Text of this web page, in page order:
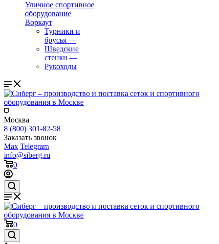
Уличное спортивное
оборудование
Воркаут
Турники и
брусья —
Шведские
стенки —
Рукоходы
Москва
8 (800) 301-82-58
Заказать звонок
Max Telegram
info@siberg.ru
0
0